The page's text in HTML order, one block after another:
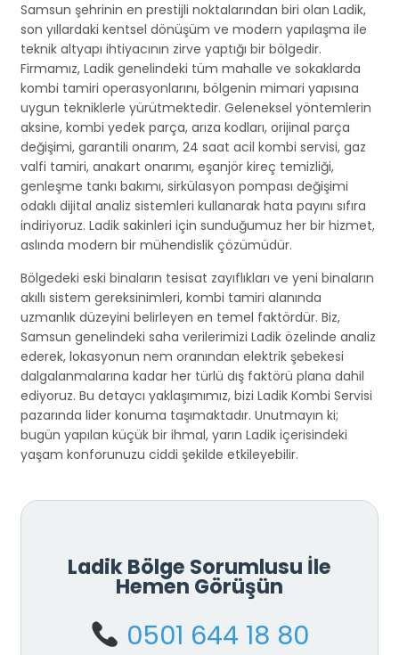
Samsun şehrinin en prestijli noktalarından biri olan Ladik,
son yıllardaki kentsel dönüşüm ve modern yapılaşma ile
teknik altyapı ihtiyacının zirve yaptığı bir bölgedir.
Firmamız, Ladik genelindeki tüm mahalle ve sokaklarda
kombi tamiri operasyonlarını, bölgenin mimari yapısına
uygun tekniklerle yürütmektedir. Geleneksel yöntemlerin
aksine, kombi yedek parça, arıza kodları, orijinal parça
değişimi, garantili onarım, 24 saat acil kombi servisi, gaz
valfi tamiri, anakart onarımı, eşanjör kireç temizliği,
genleşme tankı bakımı, sirkülasyon pompası değişimi
odaklı dijital analiz sistemleri kullanarak hata payını sıfıra
indiriyoruz. Ladik sakinleri için sunduğumuz her bir hizmet,
aslında modern bir mühendislik çözümüdür.
Bölgedeki eski binaların tesisat zayıflıkları ve yeni binaların
akıllı sistem gereksinimleri, kombi tamiri alanında
uzmanlık düzeyini belirleyen en temel faktördür. Biz,
Samsun genelindeki saha verilerimizi Ladik özelinde analiz
ederek, lokasyonun nem oranından elektrik şebekesi
dalgalanmalarına kadar her türlü dış faktörü plana dahil
ediyoruz. Bu detaycı yaklaşımımız, bizi Ladik Kombi Servisi
pazarında lider konuma taşımaktadır. Unutmayın ki;
bugün yapılan küçük bir ihmal, yarın Ladik içerisindeki
yaşam konforunuzu ciddi şekilde etkileyebilir.
Ladik Bölge Sorumlusu İle
Hemen Görüşün
0501 644 18 80